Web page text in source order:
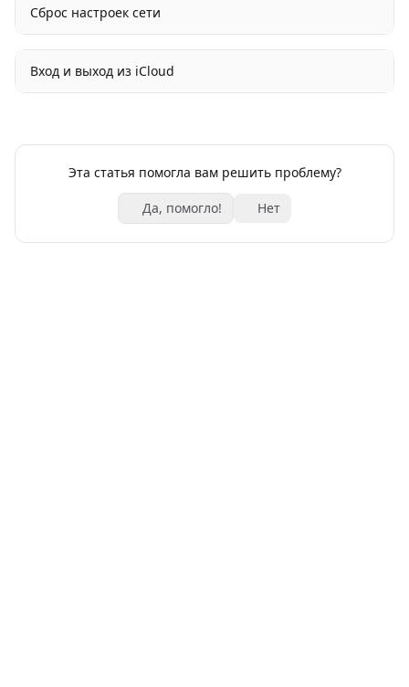
Сброс настроек сети
Вход и выход из iCloud
Эта статья помогла вам решить проблему?
Да, помогло! Нет